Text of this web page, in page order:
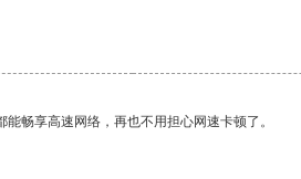
畅享高速网络，再也不用担心网速卡顿了。